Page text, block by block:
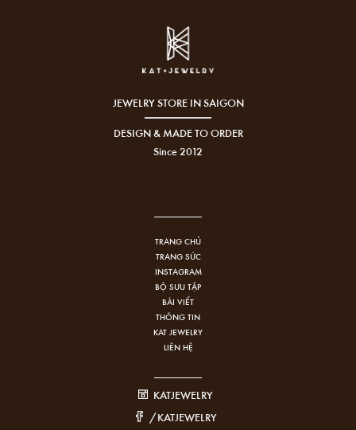
JEWELRY STORE IN SAIGON
DESIGN & MADE TO ORDER
Since 2012
TRANG CHỦ
TRANG SỨC
INSTAGRAM
BỘ SƯU TẬP
BÀI VIẾT
THÔNG TIN
KAT JEWELRY
LIÊN HỆ
KATJEWELRY
/KATJEWELRY